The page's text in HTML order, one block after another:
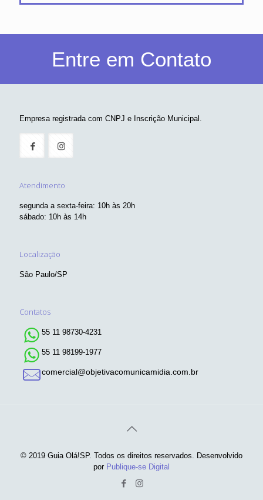
Entre em Contato
Empresa registrada com CNPJ e Inscrição Municipal.
Atendimento
segunda a sexta-feira: 10h às 20h
sábado: 10h às 14h
Localização
São Paulo/SP
Contatos
55 11 98730-4231
55 11 98199-1977
comercial@objetivacomunicamidia.com.br
© 2019 Guia Olá!SP. Todos os direitos reservados. Desenvolvido
por Publique-se Digital